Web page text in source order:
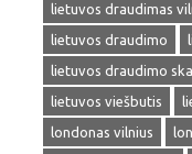
lietuvos draudimas
lietuvos draudimo
lietuvos draudimo
lietuvos viešbutis
londonas vilnius